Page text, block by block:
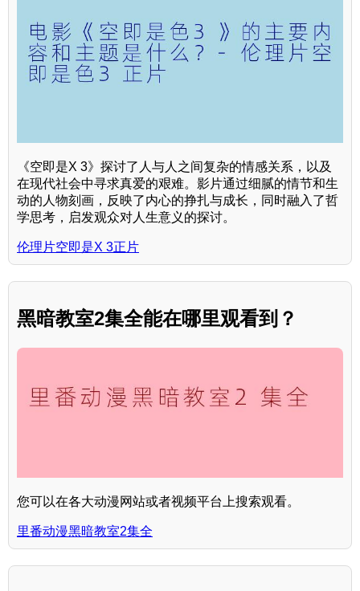
《空即是X 3》探讨了人与人之间复杂的情感关系，以及
在现代社会中寻求真爱的艰难。影片通过细腻的情节和生
动的人物刻画，反映了内心的挣扎与成长，同时融入了哲
学思考，启发观众对人生意义的探讨。
伦理片空即是X 3正片
黑暗教室2集全能在哪里观看到？
您可以在各大动漫网站或者视频平台上搜索观看。
里番动漫黑暗教室2集全